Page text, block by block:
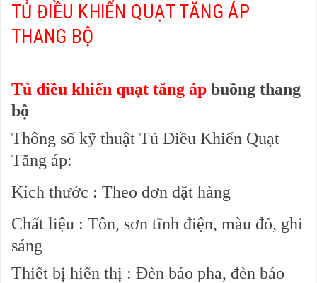
TỦ ĐIỀU KHIỂN QUẠT TĂNG ÁP
THANG BỘ
Tủ điều khiển quạt tăng áp buồng thang
bộ
Thông số kỹ thuật Tủ Điều Khiển Quạt
Tăng áp:
Kích thước : Theo đơn đặt hàng
Chất liệu : Tôn, sơn tĩnh điện, màu đỏ, ghi
sáng
Thiết bị hiển thị : Đèn báo pha, đèn báo